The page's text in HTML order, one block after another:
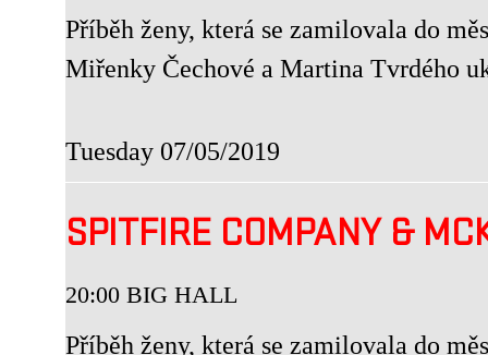
Příběh ženy, která se zamilovala do
Miřenky Čechové a Martina Tvrdého
Tuesday 07/05/2019
SPITFIRE COMPANY &
20:00 BIG HALL
Příběh ženy, která se zamilovala do